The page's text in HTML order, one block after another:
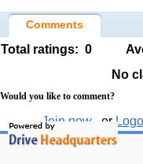
Comments
Total ratings: 0
No
Would you like to comment?
Join now , or